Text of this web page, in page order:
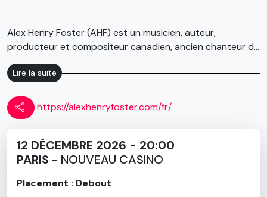
Alex Henry Foster (AHF) est un musicien, auteur,
producteur et compositeur canadien, ancien chanteur du
groupe Your Favorite Enemies (YFE), nommé aux Juno
Awards dans la catégorie post-rock/noise.
Qualifié d’"artiste DIY inattendu" par le magazine Rolling
Stone, Alex Henry Foster s’est imposé comme un
pour transformer ses concerts en expériences
émotionnelles intenses et imprévisibles. Soutenu par The
sonores post-rock expansifs, de l’improvisation, une
Lire la suite
https://alexhenryfoster.com/fr/
12 DÉCEMBRE 2026 - 20:00
PARIS - NOUVEAU CASINO
Placement : Debout